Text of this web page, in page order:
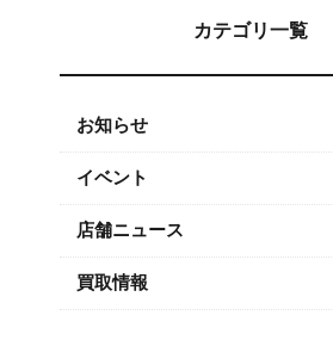
カテゴリ一覧
お知らせ
イベント
店舗ニュース
買取情報